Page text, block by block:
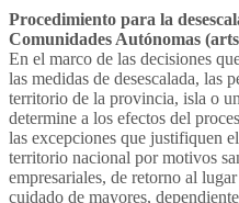
Procedimiento para la
Comunidades Autónomas
En el marco de las decisiones
las medidas de desescalada, las
territorio de la provincia, isla o
determine a los efectos del
las excepciones que justifiquen
territorio nacional por motivos
empresariales, de retorno al
cuidado de mayores,